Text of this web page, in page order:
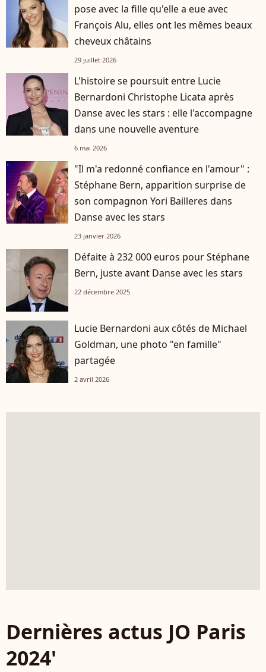
pose avec la fille qu'elle a eue avec
François Alu, elles ont les mêmes beaux
cheveux châtains
29 juillet 2026
L'histoire se poursuit entre Lucie
Bernardoni Christophe Licata après
Danse avec les stars : elle l'accompagne
dans une nouvelle aventure
6 mai 2026
"Il m'a redonné confiance en l'amour" :
Stéphane Bern, apparition surprise de
son compagnon Yori Bailleres dans
Danse avec les stars
23 janvier 2026
Défaite à 232 000 euros pour Stéphane
Bern, juste avant Danse avec les stars
22 décembre 2025
Lucie Bernardoni aux côtés de Michael
Goldman, une photo "en famille"
partagée
2 avril 2026
Dernières actus JO Paris
2024'